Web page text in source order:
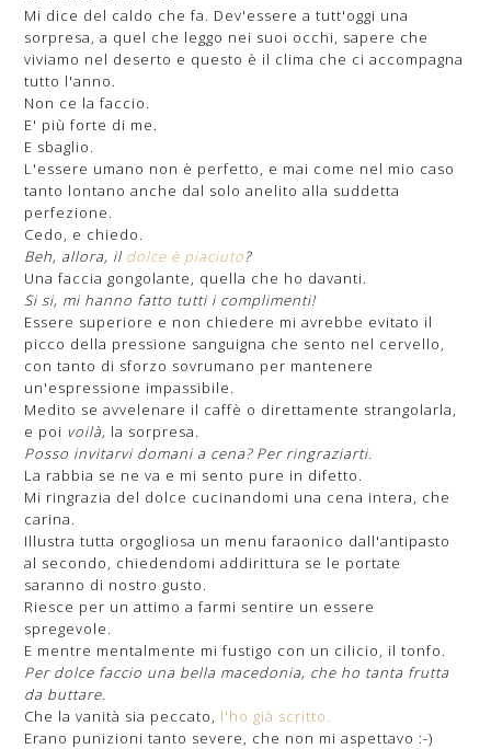
Mi dice del caldo che fa. Dev'essere a tutt'oggi una
sorpresa, a quel che leggo nei suoi occhi, sapere che
viviamo nel deserto e questo è il clima che ci accompagna
tutto l'anno.
Non ce la faccio.
E' più forte di me.
E sbaglio.
L'essere umano non è perfetto, e mai come nel mio caso
tanto lontano anche dal solo anelito alla suddetta
perfezione.
Cedo, e chiedo.
Beh, allora, il dolce è piaciuto?
Una faccia gongolante, quella che ho davanti.
Si si, mi hanno fatto tutti i complimenti!
Essere superiore e non chiedere mi avrebbe evitato il
picco della pressione sanguigna che sento nel cervello,
con tanto di sforzo sovrumano per mantenere
un'espressione impassibile.
Medito se avvelenare il caffè o direttamente strangolarla,
e poi voilà, la sorpresa.
Posso invitarvi domani a cena? Per ringraziarti.
La rabbia se ne va e mi sento pure in difetto.
Mi ringrazia del dolce cucinandomi una cena intera, che
carina.
Illustra tutta orgogliosa un menu faraonico dall'antipasto
al secondo, chiedendomi addirittura se le portate
saranno di nostro gusto.
Riesce per un attimo a farmi sentire un essere
spregevole.
E mentre mentalmente mi fustigo con un cilicio, il tonfo.
Per dolce faccio una bella macedonia, che ho tanta frutta
da buttare.
Che la vanità sia peccato, l'ho già scritto.
Erano punizioni tanto severe, che non mi aspettavo :-)